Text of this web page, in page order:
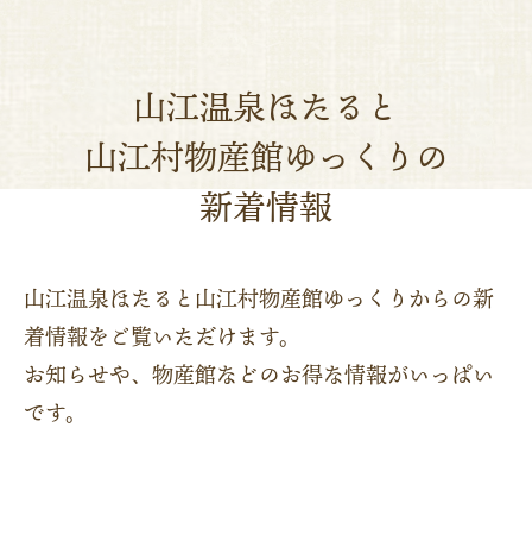
山江温泉ほたると
山江村物産館ゆっくりの
新着情報
山江温泉ほたると山江村物産館ゆっくりからの新
着情報をご覧いただけます。
お知らせや、物産館などのお得な情報がいっぱい
です。